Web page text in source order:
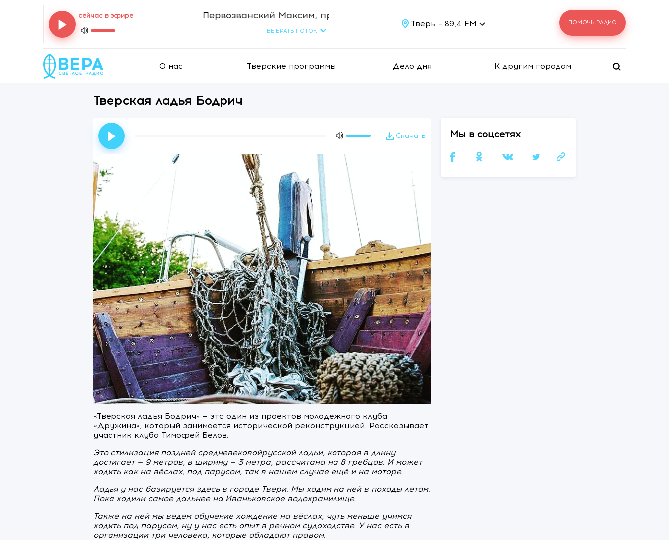
сейчас в эфире Первозванский Максим, прот. - Хочу поделиться - Отношение к жизни (Преподобный Иустин
ВЫБРАТЬ ПОТОК
Тверь – 89,4 FM ПОМОЧЬ РАДИО
О нас Тверские программы Дело дня К другим городам
Тверская ладья Бодрич
Скачать
«Тверская ладья Бодрич» — это один из проектов молодёжного клуба
«Дружина», который занимается исторической реконструкцией. Рассказывает
участник клуба Тимофей Белов:
Это стилизация поздней средневековойрусской ладьи, которая в длину
достигает — 9 метров, в ширину — 3 метра, рассчитана на 8 гребцов. И может
ходить как на вёслах, под парусом, так в нашем случае ещё и на моторе.
Ладья у нас базируется здесь в городе Твери. Мы ходим на ней в походы летом.
Пока ходили самое дальнее на Иваньковское водохранилище.
Также на ней мы ведем обучение хождение на вёслах, чуть меньше учимся
ходить под парусом, ну у нас есть опыт в речном судоходстве. У нас есть в
организации три человека, которые обладают правом.
Мы в соцсетях